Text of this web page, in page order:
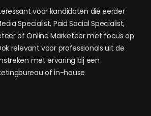
voor kandidaten die eerder
Specialist, Paid Social Specialist,
of Online Marketeer met focus op
relevant voor professionals uit de
met ervaring bij een
of in-house